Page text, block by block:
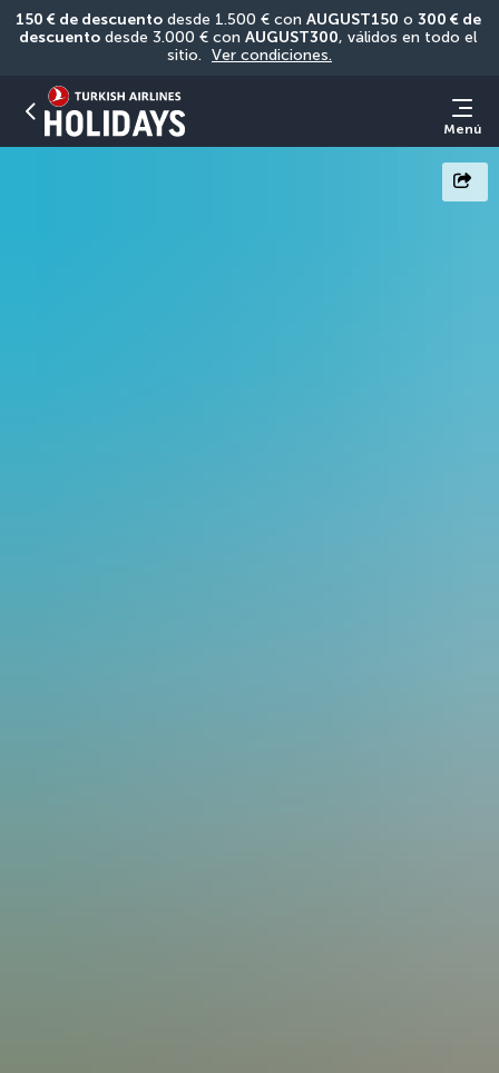
150 € de descuento desde 1.500 € con AUGUST150 o 300 € de
descuento desde 3.000 € con AUGUST300, válidos en todo el
sitio. Ver condiciones.
Menú